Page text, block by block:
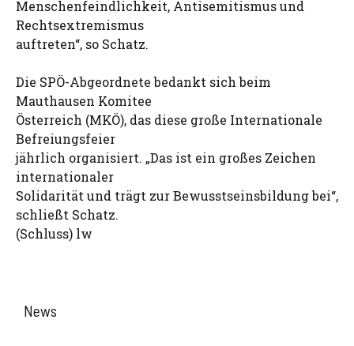
Menschenfeindlichkeit, Antisemitismus und
Rechtsextremismus
auftreten“, so Schatz.
Die SPÖ-Abgeordnete bedankt sich beim
Mauthausen Komitee
Österreich (MKÖ), das diese große Internationale
Befreiungsfeier
jährlich organisiert. „Das ist ein großes Zeichen
internationaler
Solidarität und trägt zur Bewusstseinsbildung bei“,
schließt Schatz.
(Schluss) lw
News